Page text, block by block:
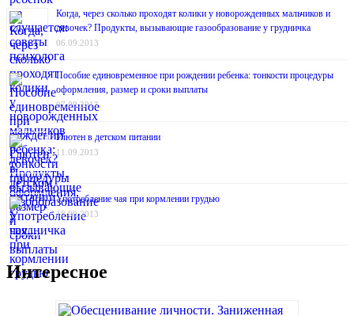
Когда, через сколько проходят колики у новорожденных мальчиков и
девочек? Продукты, вызывающие газообразование у грудничка
06.09.2013
Пособие единовременное при рождении ребенка: тонкости процедуры
оформления, размер и сроки выплаты
07.09.2013
Глютен в детском питании
11.09.2013
Употребление чая при кормлении грудью
18.09.2013
Интересное